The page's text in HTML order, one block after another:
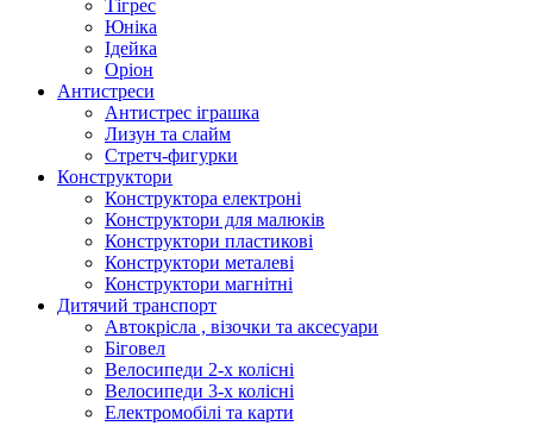
Тігрес
Юніка
Ідейка
Оріон
Антистреси
Антистрес іграшка
Лизун та слайм
Стретч-фигурки
Конструктори
Конструктора електроні
Конструктори для малюків
Конструктори пластикові
Конструктори металеві
Конструктори магнітні
Дитячий транспорт
Автокрісла , візочки та аксесуари
Біговел
Велосипеди 2-х колісні
Велосипеди 3-х колісні
Електромобілі та карти